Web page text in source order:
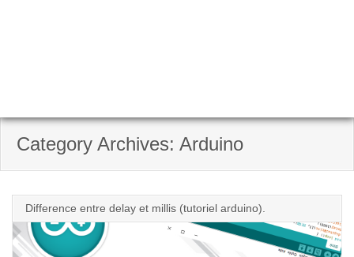
Category Archives: Arduino
Difference entre delay et millis (tutoriel arduino).